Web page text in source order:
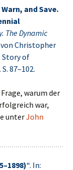
and Save.
The Dynamic
Christopher
Story of
87–102.
warum der
war,
unterJohn
“. In: